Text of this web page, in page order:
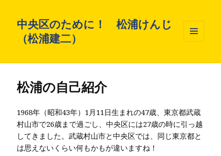
中央区のために！ 松浦けんじ
（松浦建二）
ィジェ
松浦の自己紹介
1968年（昭和43年）1月11日生まれの47歳、東京都武蔵
村山市で26歳まで過ごし、中央区には27歳の時に引っ越
してきました。武蔵村山市と中央区では、同じ東京都と
は思えないくらい何もかもが違いますね！